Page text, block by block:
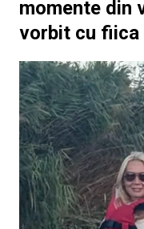
momente din
vorbit cu fiica